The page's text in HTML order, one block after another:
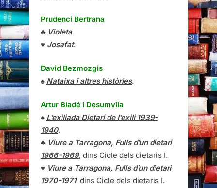
Prudenci Bertrana
♣ Violeta.
♥ Josafat.
David Bezmozgis
♠ Nataixa i altres històries.
Artur Bladé i Desumvila
♠ L’exiliada Dietari de l’exili 1939-
1940.
♣ Viure a Tarragona, Fulls d’un dietari
1966-1969, dins Cicle dels dietaris I.
♥ Viure a Tarragona, Fulls d’un dietari
1970-1971, dins Cicle dels dietaris I.